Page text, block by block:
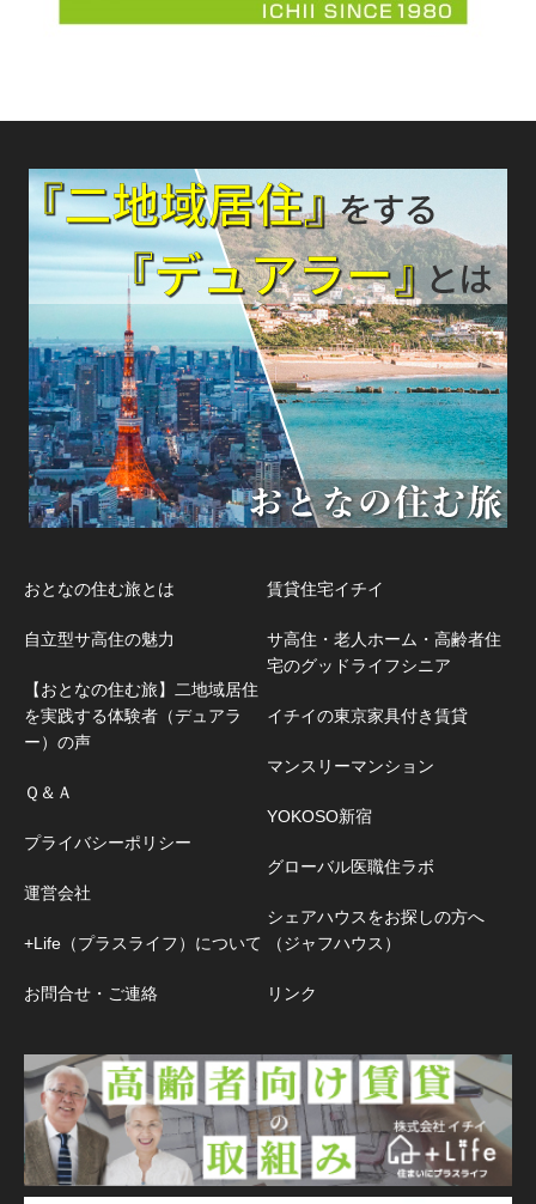
おとなの住む旅とは
自立型サ高住の魅力
【おとなの住む旅】二地域居住
を実践する体験者（デュアラ
ー）の声
Ｑ＆Ａ
プライバシーポリシー
運営会社
+Life（プラスライフ）について
お問合せ・ご連絡
賃貸住宅イチイ
サ高住・老人ホーム・高齢者住
宅のグッドライフシニア
イチイの東京家具付き賃貸
マンスリーマンション
YOKOSO新宿
グローバル医職住ラボ
シェアハウスをお探しの方へ
（ジャフハウス）
リンク